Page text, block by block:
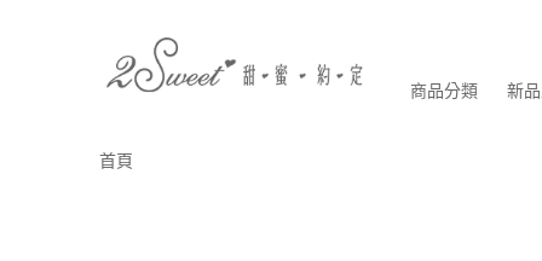
商品分類 新
首頁